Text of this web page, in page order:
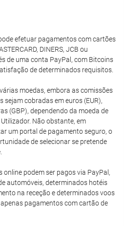
efetuar pagamentos com cartões
DINERS, JCB ou
de uma conta PayPal, com Bitcoins
de determinados requisitos.
moedas, embora as comissões
cobradas em euros (EUR),
(GBP), dependendo da moeda de
Não obstante, em
um portal de pagamento seguro, o
de selecionar se pretende
podem ser pagos via PayPal,
automóveis, determinados hotéis
na receção e determinados voos
pagamentos com cartão de